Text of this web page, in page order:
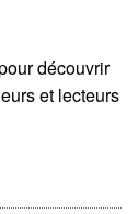
découvrir
et lecteurs